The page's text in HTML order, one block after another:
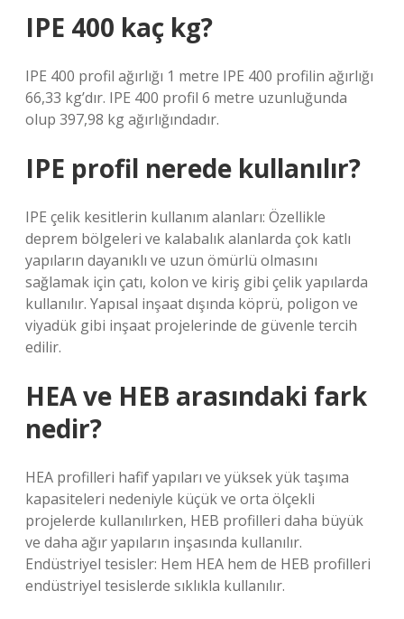
IPE 400 kaç kg?
IPE 400 profil ağırlığı 1 metre IPE 400 profilin ağırlığı
66,33 kg’dır. IPE 400 profil 6 metre uzunluğunda
olup 397,98 kg ağırlığındadır.
IPE profil nerede kullanılır?
IPE çelik kesitlerin kullanım alanları: Özellikle
deprem bölgeleri ve kalabalık alanlarda çok katlı
yapıların dayanıklı ve uzun ömürlü olmasını
sağlamak için çatı, kolon ve kiriş gibi çelik yapılarda
kullanılır. Yapısal inşaat dışında köprü, poligon ve
viyadük gibi inşaat projelerinde de güvenle tercih
edilir.
HEA ve HEB arasındaki fark
nedir?
HEA profilleri hafif yapıları ve yüksek yük taşıma
kapasiteleri nedeniyle küçük ve orta ölçekli
projelerde kullanılırken, HEB profilleri daha büyük
ve daha ağır yapıların inşasında kullanılır.
Endüstriyel tesisler: Hem HEA hem de HEB profilleri
endüstriyel tesislerde sıklıkla kullanılır.